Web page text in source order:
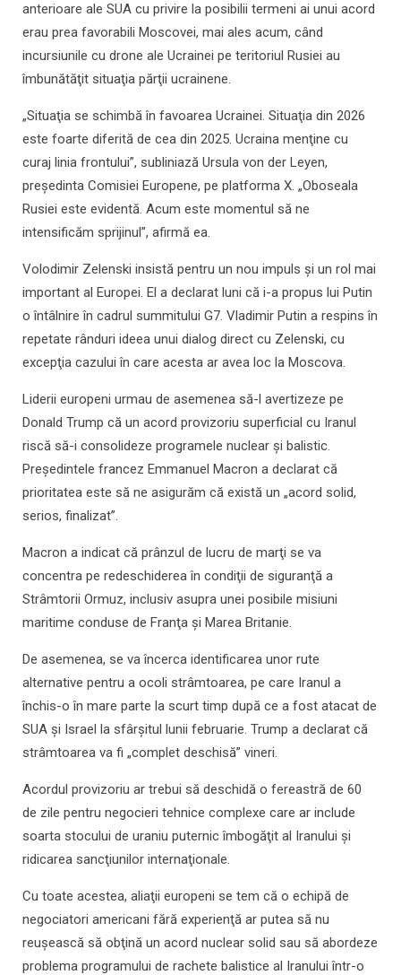
anterioare ale SUA cu privire la posibilii termeni ai unui acord
erau prea favorabili Moscovei, mai ales acum, când
incursiunile cu drone ale Ucrainei pe teritoriul Rusiei au
îmbunătăţit situaţia părţii ucrainene.
„Situaţia se schimbă în favoarea Ucrainei. Situaţia din 2026
este foarte diferită de cea din 2025. Ucraina menţine cu
curaj linia frontului”, subliniază Ursula von der Leyen,
preşedinta Comisiei Europene, pe platforma X. „Oboseala
Rusiei este evidentă. Acum este momentul să ne
intensificăm sprijinul”, afirmă ea.
Volodimir Zelenski insistă pentru un nou impuls şi un rol mai
important al Europei. El a declarat luni că i-a propus lui Putin
o întâlnire în cadrul summitului G7. Vladimir Putin a respins în
repetate rânduri ideea unui dialog direct cu Zelenski, cu
excepţia cazului în care acesta ar avea loc la Moscova.
Liderii europeni urmau de asemenea să-l avertizeze pe
Donald Trump că un acord provizoriu superficial cu Iranul
riscă să-i consolideze programele nuclear şi balistic.
Preşedintele francez Emmanuel Macron a declarat că
prioritatea este să ne asigurăm că există un „acord solid,
serios, finalizat”.
Macron a indicat că prânzul de lucru de marţi se va
concentra pe redeschiderea în condiţii de siguranţă a
Strâmtorii Ormuz, inclusiv asupra unei posibile misiuni
maritime conduse de Franţa şi Marea Britanie.
De asemenea, se va încerca identificarea unor rute
alternative pentru a ocoli strâmtoarea, pe care Iranul a
închis-o în mare parte la scurt timp după ce a fost atacat de
SUA şi Israel la sfârşitul lunii februarie. Trump a declarat că
strâmtoarea va fi „complet deschisă” vineri.
Acordul provizoriu ar trebui să deschidă o fereastră de 60
de zile pentru negocieri tehnice complexe care ar include
soarta stocului de uraniu puternic îmbogăţit al Iranului şi
ridicarea sancţiunilor internaţionale.
Cu toate acestea, aliaţii europeni se tem că o echipă de
negociatori americani fără experienţă ar putea să nu
reuşească să obţină un acord nuclear solid sau să abordeze
problema programului de rachete balistice al Iranului într-o